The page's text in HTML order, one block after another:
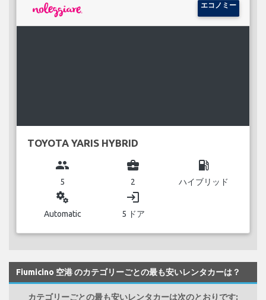
エコノミー
TOYOTA YARIS HYBRID
group
5
business_center
2
local_gas_station
ハイブリッド
miscellaneous_services
Automatic
login
5 ドア
Fiumicino 空港 のカテゴリーごとの最も安いレンタカーは？
カテゴリーごとの最も安いレンタカーは次のとおりです: